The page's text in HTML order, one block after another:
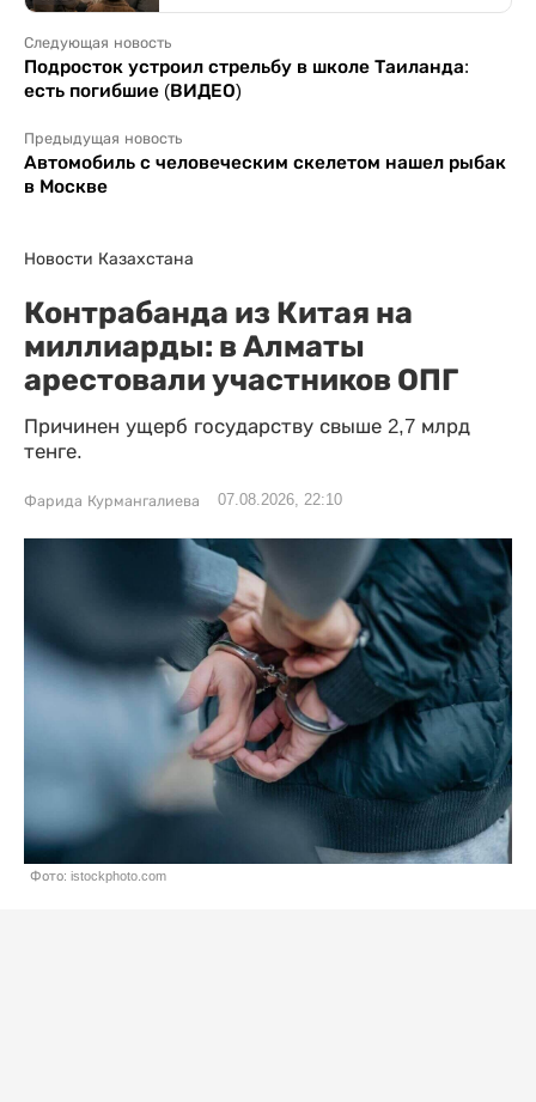
Следующая новость
Подросток устроил стрельбу в школе Таиланда:
есть погибшие (ВИДЕО)
Предыдущая новость
Автомобиль с человеческим скелетом нашел рыбак
в Москве
Новости Казахстана
Контрабанда из Китая на
миллиарды: в Алматы
арестовали участников ОПГ
Причинен ущерб государству свыше 2,7 млрд
тенге.
Фарида Курмангалиева 07.08.2026, 22:10
Фото: istockphoto.com